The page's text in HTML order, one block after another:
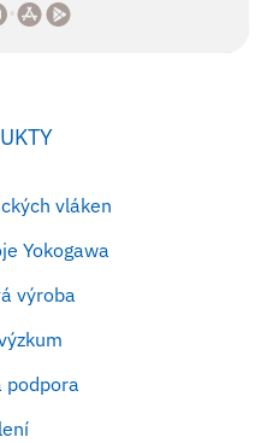
vláken
Yokogawa
výroba
podpora